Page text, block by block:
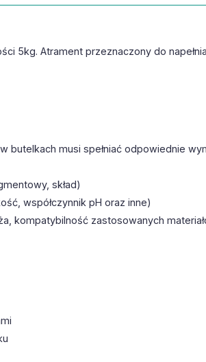
5kg. Atrament przeznaczony do
butelkach musi spełniać odpowiednie
skład)
współczynnik pH oraz inne)
kompatybilność zastosowanych